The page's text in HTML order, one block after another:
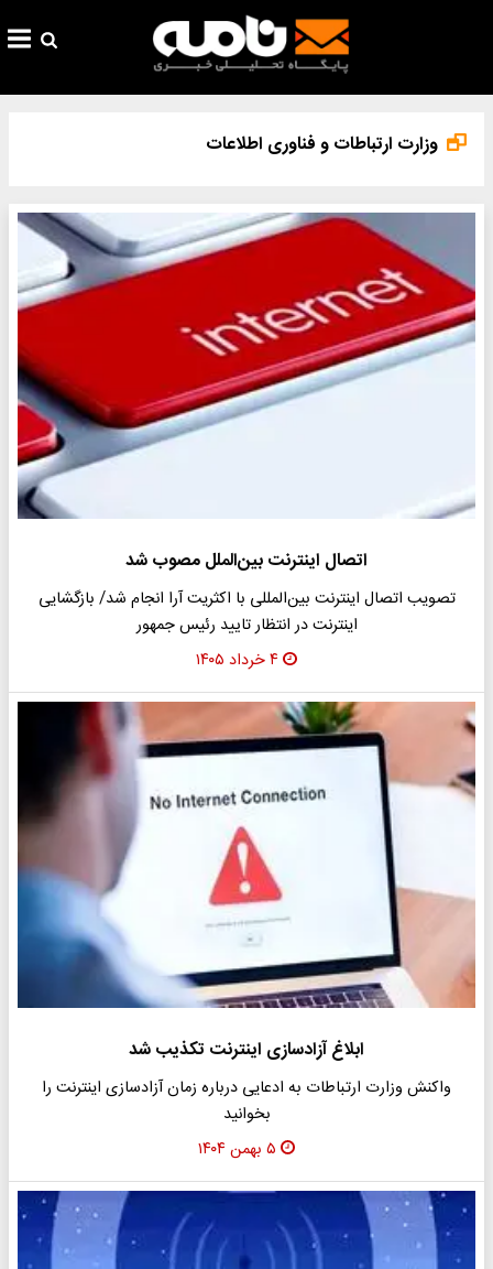
وزارت ارتباطات و فناوری اطلاعات
اتصال اینترنت بین‌الملل مصوب شد
تصویب اتصال اینترنت بین‌المللی با اکثریت آرا انجام شد/ بازگشایی
اینترنت در انتظار تایید رئیس جمهور
۴ خرداد ۱۴۰۵
ابلاغ آزادسازی اینترنت تکذیب شد
واکنش وزارت ارتباطات به ادعایی درباره زمان آزادسازی اینترنت را
بخوانید
۵ بهمن ۱۴۰۴